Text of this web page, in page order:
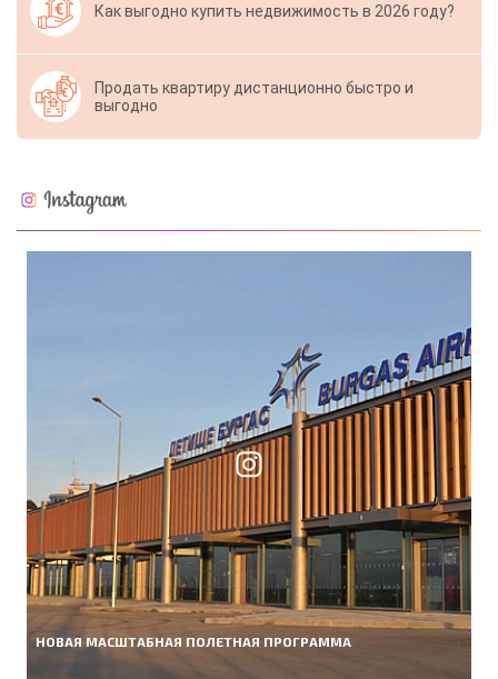
Как выгодно купить недвижимость в 2026 году?
Продать квартиру дистанционно быстро и
выгодно
НОВАЯ МАСШТАБНАЯ ПОЛЕТНАЯ ПРОГРАММА